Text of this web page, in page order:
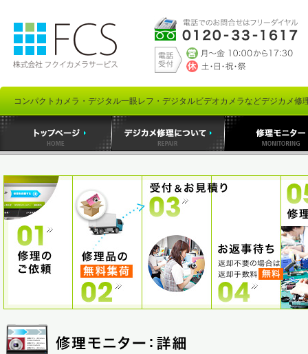
コンパクトカメラ・デジタル一眼レフ・デジタルビデオカメラなどデジカメ修